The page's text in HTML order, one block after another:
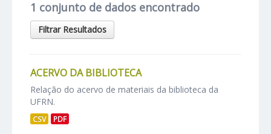
1 conjunto de dados encontrado
Filtrar Resultados
ACERVO DA BIBLIOTECA
Relação do acervo de materiais da biblioteca da
UFRN.
CSV PDF